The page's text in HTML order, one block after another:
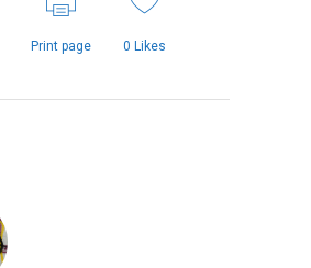
Print page 0 Likes